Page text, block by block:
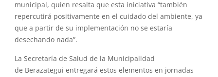
municipal, quien resalta que esta iniciativa “también
repercutirá positivamente en el cuidado del ambiente, ya
que a partir de su implementación no se estaría
desechando nada”.
La Secretaría de Salud de la Municipalidad
de Berazategui entregará estos elementos en jornadas